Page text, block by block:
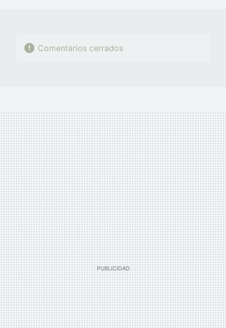
Comentarios cerrados